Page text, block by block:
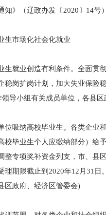
知》（辽政办发〔2020〕14
市场化社会化就业
就业创造有利条件。全面贯彻
稳岗扩岗计划，加大失业保险
导小组有关成员单位，各县
吸纳高校毕业生。各类企业和
校毕业生个人应缴纳部分）给
整专项奖补资金列支，市、县
理期限截止到2020年12月31
区政府、经济区管委会)